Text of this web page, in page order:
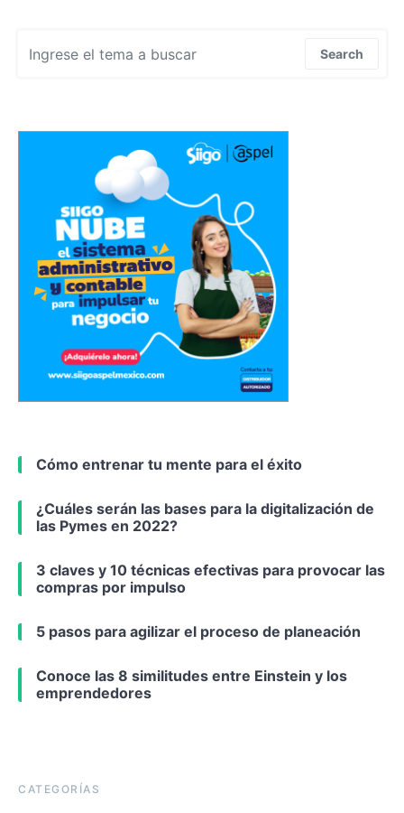
Search
Cómo entrenar tu mente para el éxito
¿Cuáles serán las bases para la digitalización de
las Pymes en 2022?
3 claves y 10 técnicas efectivas para provocar las
compras por impulso
5 pasos para agilizar el proceso de planeación
Conoce las 8 similitudes entre Einstein y los
emprendedores
CATEGORÍAS